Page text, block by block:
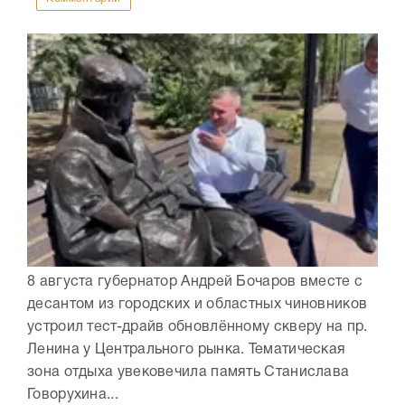
8 августа губернатор Андрей Бочаров вместе с
десантом из городских и областных чиновников
устроил тест-драйв обновлённому скверу на пр.
Ленина у Центрального рынка. Тематическая
зона отдыха увековечила память Станислава
Говорухина...